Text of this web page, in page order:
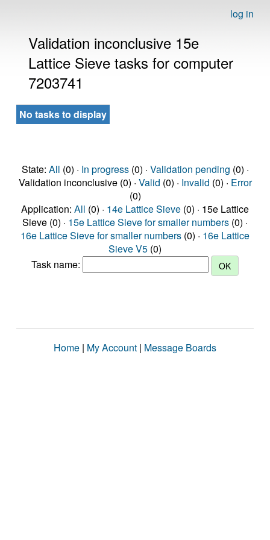
log in
Validation inconclusive 15e
Lattice Sieve tasks for computer
7203741
No tasks to display
State: All (0) · In progress(0) · Validation pending (0) ·
Validation inconclusive (0) · Valid (0) · Invalid (0) · Error
(0)
Application: All (0) · 14e Lattice Sieve (0) · 15e Lattice
Sieve (0) · 15e Lattice Sieve for smaller numbers (0) ·
16e Lattice Sieve for smaller numbers (0) · 16e Lattice
Sieve V5 (0)
Task name:
Home | My Account | Message Boards